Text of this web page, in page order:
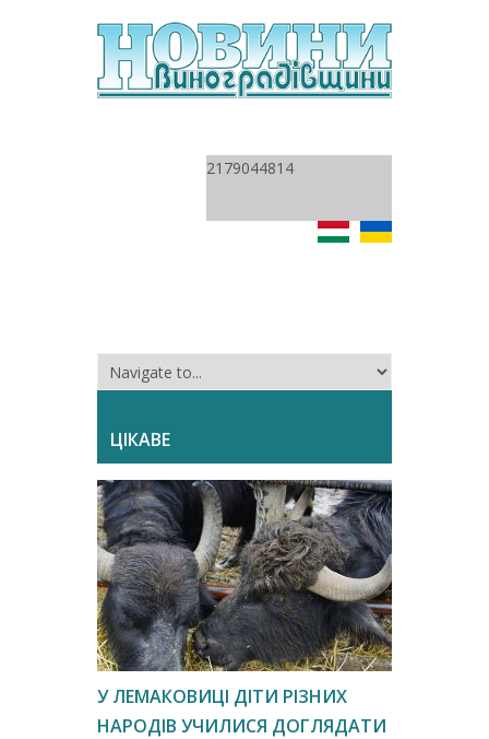
2179044814
ЦІКАВЕ
У ЛЕМАКОВИЦІ ДІТИ РІЗНИХ
НАРОДІВ УЧИЛИСЯ ДОГЛЯДАТИ